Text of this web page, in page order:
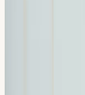
Vid Slagstabadet
märkbart, med
oförutsägbart.
backning och